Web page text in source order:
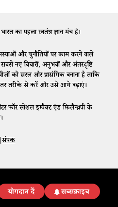
का पहला स्वतंत्र ज्ञान मंच है।
और चुनौतियों पर काम करने वाले
नए विचारों, अनुभवों और अंतरदृष्टि
को सरल और प्रासंगिक बनाना है ताकि
तरीके से करें और उसे आगे बढ़ाएं।
फॉर सोशल इम्पैक्ट एंड फ़िलैन्थ्रपी के
संपर्क
योगदान दें सब्सक्राइब